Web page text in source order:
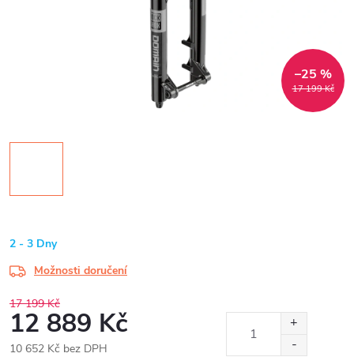
17 199 Kč
–25 %
2 - 3 Dny
Možnosti doručení
17 199 Kč
12 889 Kč
10 652 Kč bez DPH